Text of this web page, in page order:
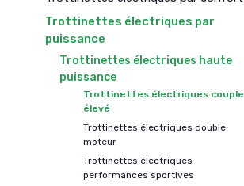
Trottinettes électriques par
puissance
Trottinettes électriques haute
puissance
Trottinettes électriques couple
élevé
Trottinettes électriques double
moteur
Trottinettes électriques
performances sportives